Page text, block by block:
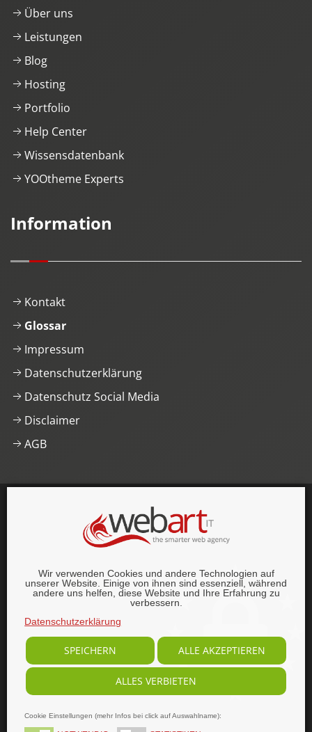
Wir verwenden Cookies und andere Technologien auf
unserer Website. Einige von ihnen sind essenziell, während
andere uns helfen, diese Website und Ihre Erfahrung zu
verbessern.
Datenschutzerklärung
SPEICHERN ALLE AKZEPTIEREN
ALLES VERBIETEN
Cookie Einstellungen (mehr Infos bei click auf Auswahlname):
Über uns
Leistungen
Blog
Hosting
Portfolio
Help Center
Wissensdatenbank
YOOtheme Experts
Information
Kontakt
Glossar
Impressum
Datenschutzerklärung
Datenschutz Social Media
Disclaimer
AGB
This website was proudly built with , lots of
CSS3.
Alle Rechte vorbehalten.